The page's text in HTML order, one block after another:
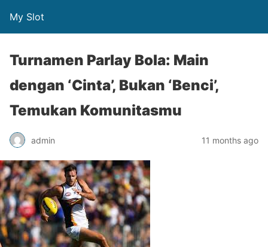
My Slot
Turnamen Parlay Bola: Main
dengan ‘Cinta’, Bukan ‘Benci’,
Temukan Komunitasmu
admin 11 months ago